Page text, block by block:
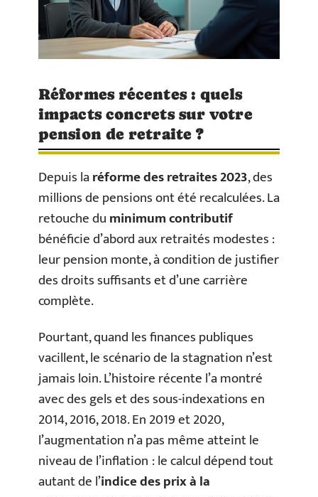
Réformes récentes : quels
impacts concrets sur votre
pension de retraite ?
Depuis laréforme des retraites 2023, des
millions de pensions ont été recalculées. La
retouche duminimum contributif
bénéficie d’abord aux retraités modestes :
leur pension monte, à condition de justifier
des droits suffisants et d’une carrière
complète.
Pourtant, quand les finances publiques
vacillent, le scénario de la stagnation n’est
jamais loin. L’histoire récente l’a montré
avec des gels et des sous-indexations en
2014, 2016, 2018. En 2019 et 2020,
l’augmentation n’a pas même atteint le
niveau de l’inflation : le calcul dépend tout
autant de l’indice des prix à la